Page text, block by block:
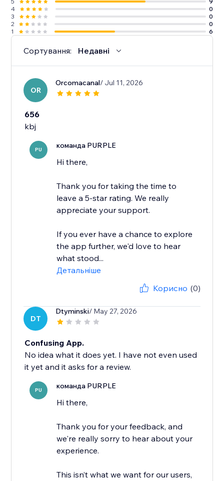
4
0
3
0
2
0
1
6
Сортування: Недавні
OR
Orcomacanal/ Jul 11, 2026
656
kbj
PU команда PURPLE
Hi there,
Thank you for taking the time to
leave a 5-star rating. We really
appreciate your support.
If you ever have a chance to explore
the app further, we'd love to hear
what stood...
Детальніше
Корисно (0)
DT
Dtyminski/ May 27, 2026
Confusing App.
No idea what it does yet. I have not even used
it yet and it asks for a review.
PU команда PURPLE
Hi there,
Thank you for your feedback, and
we're really sorry to hear about your
experience.
This isn’t what we want for our users,